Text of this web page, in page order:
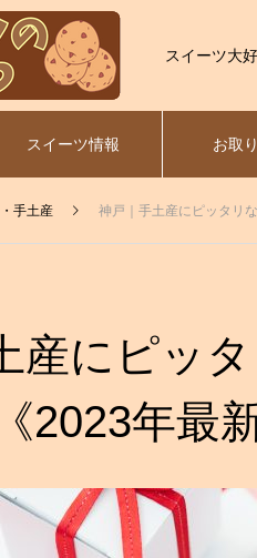
スイーツ大
スイーツ情報 お取
手土産 神戸｜手土産にピッタリ
産にピッ
2023年最新